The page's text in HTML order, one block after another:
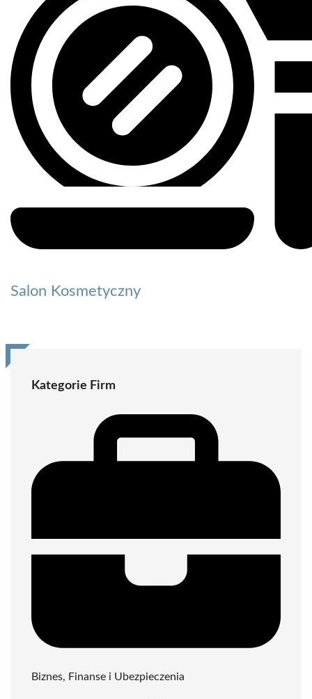
Salon Kosmetyczny
Kategorie Firm
Biznes, Finanse i Ubezpieczenia